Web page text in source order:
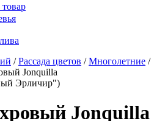
/Рассада цветов /Многолетние /
Jonquilla
Эрличир")
Jonquilla